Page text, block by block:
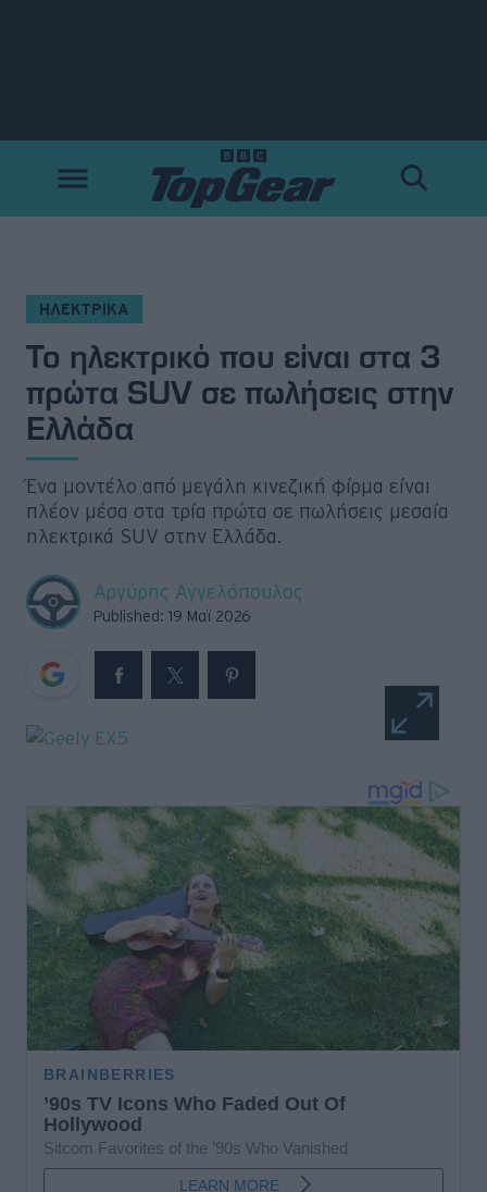
ΗΛΕΚΤΡΙΚΑ
Το ηλεκτρικό που είναι στα 3
πρώτα SUV σε πωλήσεις στην
Ελλάδα
Ένα μοντέλο από μεγάλη κινεζική φίρμα είναι
πλέον μέσα στα τρία πρώτα σε πωλήσεις μεσαία
ηλεκτρικά SUV στην Ελλάδα.
Αργύρης Αγγελόπουλος
Published: 19 Μαϊ 2026
Δοκιμές
Motorsport
Άποψη
Viral
Big Reads
Retro
Moto
Gaming
Συνεντεύξεις